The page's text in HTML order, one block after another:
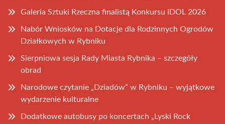
Galeria Sztuki Rzeczna finalistą Konkursu IDOL 2026
Nabór Wniosków na Dotacje dla Rodzinnych Ogrodów
Działkowych w Rybniku
Sierpniowa sesja Rady Miasta Rybnika – szczegóły
obrad
Narodowe czytanie „Dziadów” w Rybniku – wyjątkowe
wydarzenie kulturalne
Dodatkowe autobusy po koncertach „Lyski Rock